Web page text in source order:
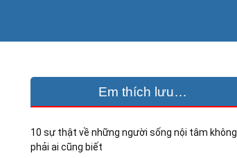
Em thích lưu…
10 sự thật về những người sống nội tâm không
phải ai cũng biết